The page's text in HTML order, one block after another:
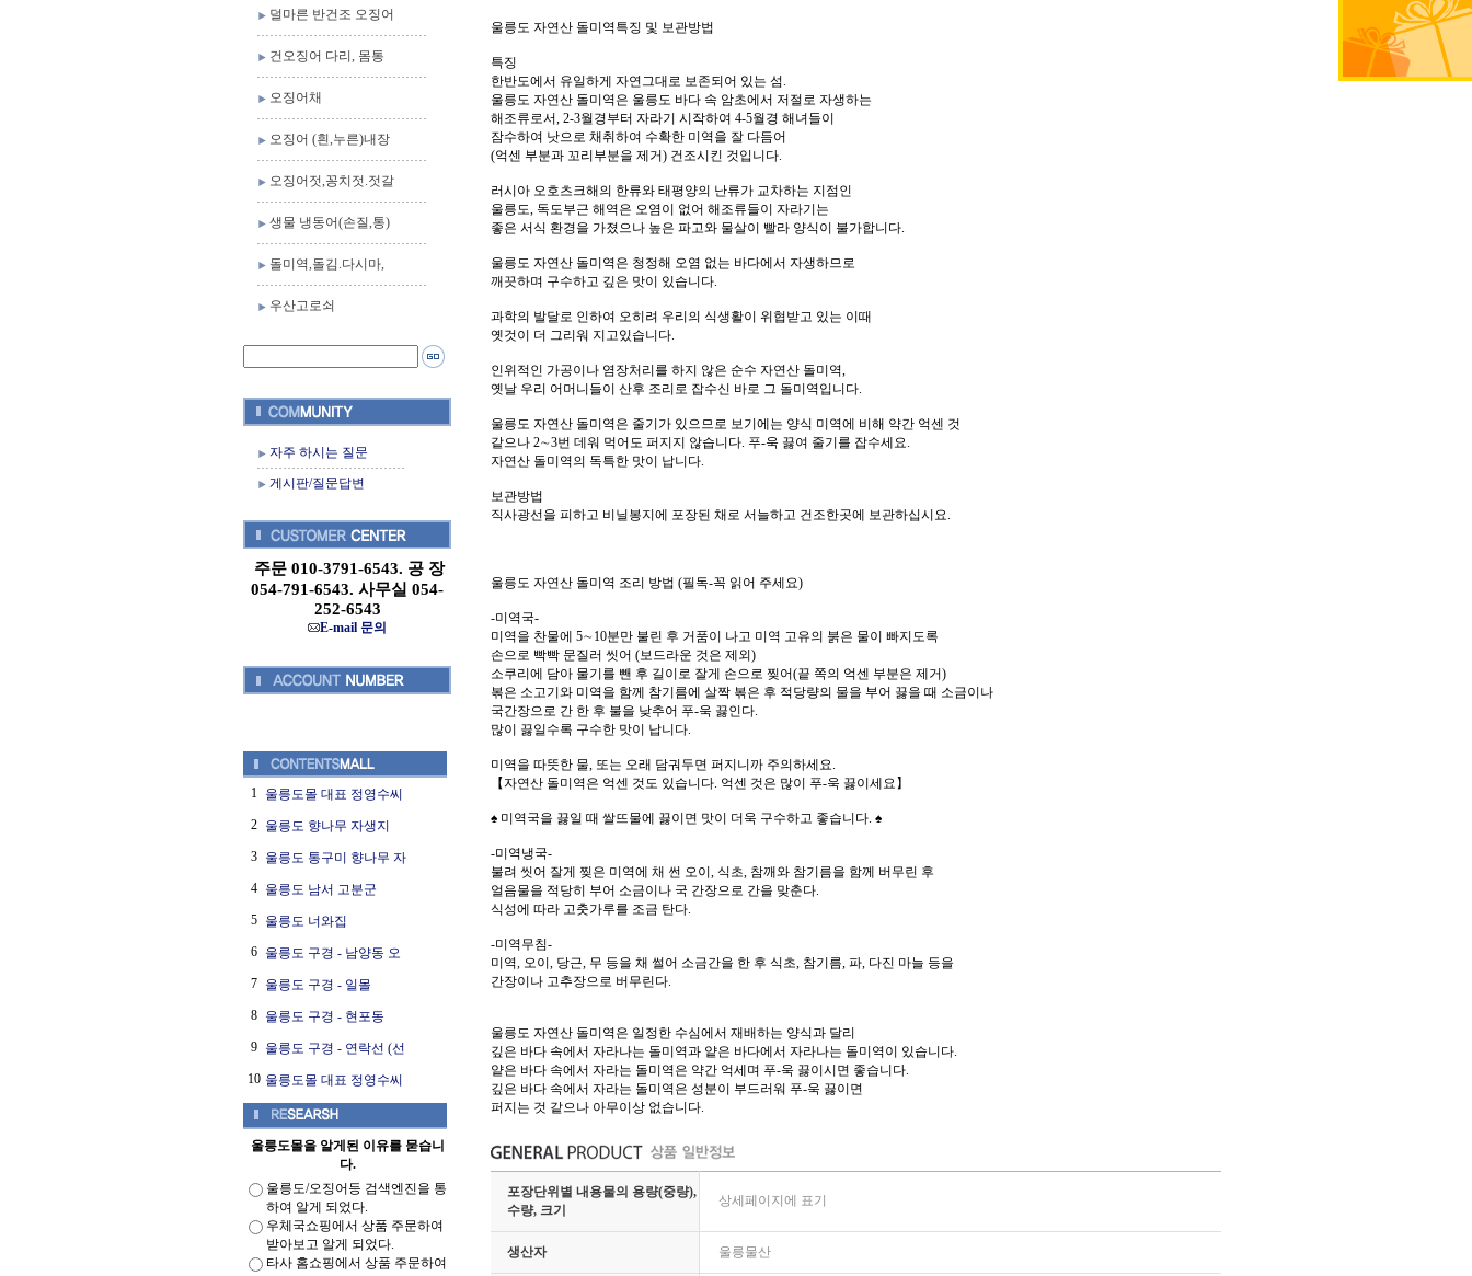
덜마른 반건조 오징어
건오징어 다리, 몸통
오징어채
오징어 (흰,누른)내장
오징어젓,꽁치젓.젓갈
생물 냉동어(손질,통)
돌미역,돌김.다시마,
우산고로쇠
자주 하시는 질문
게시판/질문답변
주문 010-3791-6543. 공 장
054-791-6543. 사무실 054-
252-6543
E-mail 문의
1 울릉도몰 대표 정영수씨
2 울릉도 향나무 자생지
3 울릉도 통구미 향나무 자
4 울릉도 남서 고분군
5 울릉도 너와집
6 울릉도 구경 - 남양동 오
7 울릉도 구경 - 일몰
8 울릉도 구경 - 현포동
9 울릉도 구경 - 연락선 (선
10 울릉도몰 대표 정영수씨
울릉도몰을 알게된 이유를 묻습니
다.
울릉도/오징어등 검색엔진을 통
하여 알게 되었다.
우체국쇼핑에서 상품 주문하여
받아보고 알게 되었다.
타사 홈쇼핑에서 상품 주문하여
울릉도 자연산 돌미역특징 및 보관방법
특징
한반도에서 유일하게 자연그대로 보존되어 있는 섬.
울릉도 자연산 돌미역은 울릉도 바다 속 암초에서 저절로 자생하는
해조류로서, 2-3월경부터 자라기 시작하여 4-5월경 해녀들이
잠수하여 낫으로 채취하여 수확한 미역을 잘 다듬어
(억센 부분과 꼬리부분을 제거) 건조시킨 것입니다.
러시아 오호츠크해의 한류와 태평양의 난류가 교차하는 지점인
울릉도, 독도부근 해역은 오염이 없어 해조류들이 자라기는
좋은 서식 환경을 가졌으나 높은 파고와 물살이 빨라 양식이 불가합니다.
울릉도 자연산 돌미역은 청정해 오염 없는 바다에서 자생하므로
깨끗하며 구수하고 깊은 맛이 있습니다.
과학의 발달로 인하여 오히려 우리의 식생활이 위협받고 있는 이때
옛것이 더 그리워 지고있습니다.
인위적인 가공이나 염장처리를 하지 않은 순수 자연산 돌미역,
옛날 우리 어머니들이 산후 조리로 잡수신 바로 그 돌미역입니다.
울릉도 자연산 돌미역은 줄기가 있으므로 보기에는 양식 미역에 비해 약간 억센 것
같으나 2∼3번 데워 먹어도 퍼지지 않습니다. 푸-욱 끓여 줄기를 잡수세요.
자연산 돌미역의 독특한 맛이 납니다.
보관방법
직사광선을 피하고 비닐봉지에 포장된 채로 서늘하고 건조한곳에 보관하십시요.
울릉도 자연산 돌미역 조리 방법 (필독-꼭 읽어 주세요)
-미역국-
미역을 찬물에 5∼10분만 불린 후 거품이 나고 미역 고유의 붉은 물이 빠지도록
손으로 빡빡 문질러 씻어 (보드라운 것은 제외)
소쿠리에 담아 물기를 뺀 후 길이로 잘게 손으로 찢어(끝 쪽의 억센 부분은 제거)
볶은 소고기와 미역을 함께 참기름에 살짝 볶은 후 적당량의 물을 부어 끓을 때 소금이나
국간장으로 간 한 후 불을 낮추어 푸-욱 끓인다.
많이 끓일수록 구수한 맛이 납니다.
미역을 따뜻한 물, 또는 오래 담궈두면 퍼지니까 주의하세요.
【자연산 돌미역은 억센 것도 있습니다. 억센 것은 많이 푸-욱 끓이세요】
♠ 미역국을 끓일 때 쌀뜨물에 끓이면 맛이 더욱 구수하고 좋습니다. ♠
-미역냉국-
불려 씻어 잘게 찢은 미역에 채 썬 오이, 식초, 참깨와 참기름을 함께 버무린 후
얼음물을 적당히 부어 소금이나 국 간장으로 간을 맞춘다.
식성에 따라 고춧가루를 조금 탄다.
-미역무침-
미역, 오이, 당근, 무 등을 채 썰어 소금간을 한 후 식초, 참기름, 파, 다진 마늘 등을
간장이나 고추장으로 버무린다.
울릉도 자연산 돌미역은 일정한 수심에서 재배하는 양식과 달리
깊은 바다 속에서 자라나는 돌미역과 얕은 바다에서 자라나는 돌미역이 있습니다.
얕은 바다 속에서 자라는 돌미역은 약간 억세며 푸-욱 끓이시면 좋습니다.
깊은 바다 속에서 자라는 돌미역은 성분이 부드러워 푸-욱 끓이면
퍼지는 것 같으나 아무이상 없습니다.
포장단위별 내용물의 용량(중량),
수량, 크기
상세페이지에 표기
생산자 울릉물산